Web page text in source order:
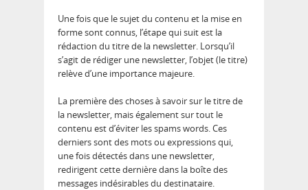
Une fois que le sujet du contenu et la mise en
forme sont connus, l’étape qui suit est la
rédaction du titre de la newsletter. Lorsqu’il
s’agit de rédiger une newsletter, l’objet (le titre)
relève d’une importance majeure.
La première des choses à savoir sur le titre de
la newsletter, mais également sur tout le
contenu est d’éviter les spams words. Ces
derniers sont des mots ou expressions qui,
une fois détectés dans une newsletter,
redirigent cette dernière dans la boîte des
messages indésirables du destinataire.